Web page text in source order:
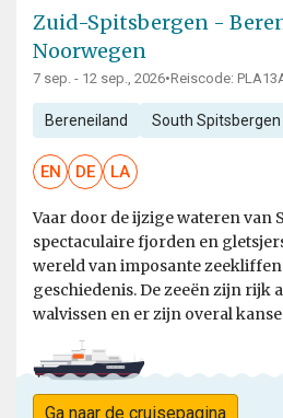
Zuid-Spitsbergen -
Noorwegen
7 sep. - 12 sep., 2026•Reiscode:
Bereneiland South Spitsbergen
EN DE LA
Vaar door de ijzige wateren van
spectaculaire fjorden en
wereld van imposante
geschiedenis. De zeeën zijn rijk
walvissen en er zijn overal
Ga naar de cruisepagina